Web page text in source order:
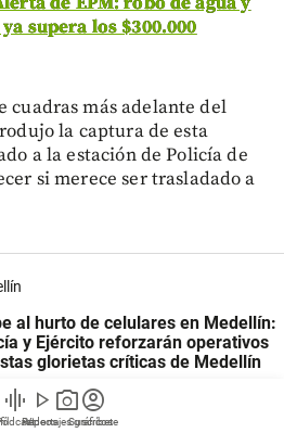
graphic_eq play_arrow
Videos
photo_camera
Reportajes gráficos
account_circle
Suscríbete
supera los $300.000
cuadras más adelante del
la captura de esta
a la estación de Policía de
si merece ser trasladado a
al hurto de celulares en Medellín:
y Ejército reforzarán operativos
glorietas críticas de Medellín